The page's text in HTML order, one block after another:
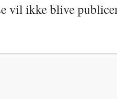
vil ikke blive